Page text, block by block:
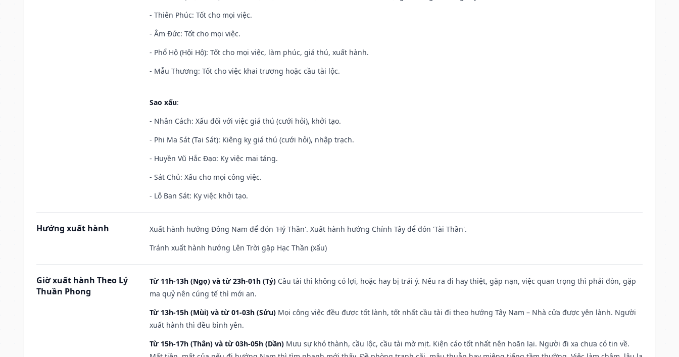
- Thiên Phúc: Tốt cho mọi việc.
- Âm Đức: Tốt cho mọi việc.
- Phổ Hộ (Hội Hộ): Tốt cho mọi việc, làm phúc, giá thú, xuất hành.
- Mẫu Thương: Tốt cho việc khai trương hoặc cầu tài lộc.
Sao xấu:
- Nhân Cách: Xấu đối với việc giá thú (cưới hỏi), khởi tạo.
- Phi Ma Sát (Tai Sát): Kiêng kỵ giá thú (cưới hỏi), nhập trạch.
- Huyền Vũ Hắc Đạo: Kỵ việc mai táng.
- Sát Chủ: Xấu cho mọi công việc.
- Lỗ Ban Sát: Kỵ việc khởi tạo.
Hướng xuất hành
Xuất hành hướng Đông Nam để đón 'Hỷ Thần'. Xuất hành hướng Chính Tây để đón 'Tài Thần'.
Tránh xuất hành hướng Lên Trời gặp Hạc Thần (xấu)
Giờ xuất hành Theo Lý
Thuần Phong
Từ 11h-13h (Ngọ) và từ 23h-01h (Tý) Cầu tài thì không có lợi, hoặc hay bị trái ý. Nếu ra đi hay thiệt, gặp nạn, việc quan trọng thì phải đòn, gặp
ma quỷ nên cúng tế thì mới an.
Từ 13h-15h (Mùi) và từ 01-03h (Sửu) Mọi công việc đều được tốt lành, tốt nhất cầu tài đi theo hướng Tây Nam – Nhà cửa được yên lành. Người
xuất hành thì đều bình yên.
Từ 15h-17h (Thân) và từ 03h-05h (Dần) Mưu sự khó thành, cầu lộc, cầu tài mờ mịt. Kiện cáo tốt nhất nên hoãn lại. Người đi xa chưa có tin về.